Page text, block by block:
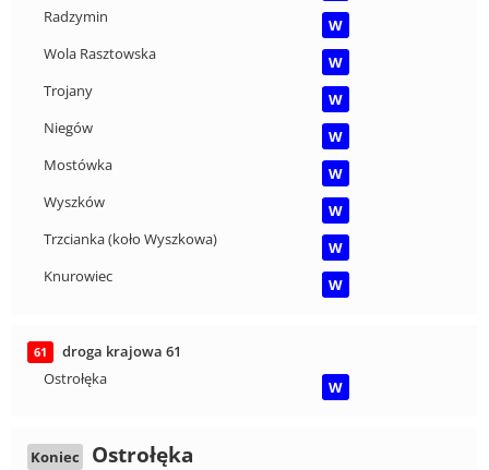
Radzymin
W
Wola Rasztowska
W
Trojany
W
Niegów
W
Mostówka
W
Wyszków
W
Trzcianka (koło Wyszkowa)
W
Knurowiec
W
61
droga krajowa 61
Ostrołęka
W
Koniec Ostrołęka